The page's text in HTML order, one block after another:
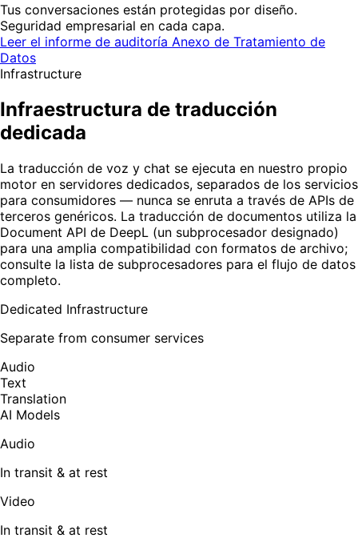
Tus conversaciones están protegidas por diseño.
Seguridad empresarial en cada capa.
Leer el informe de auditoría Anexo de Tratamiento de
Datos
Infrastructure
Infraestructura de traducción
dedicada
La traducción de voz y chat se ejecuta en nuestro propio
motor en servidores dedicados, separados de los servicios
para consumidores — nunca se enruta a través de APIs de
terceros genéricos. La traducción de documentos utiliza la
Document API de DeepL (un subprocesador designado)
para una amplia compatibilidad con formatos de archivo;
consulte la lista de subprocesadores para el flujo de datos
completo.
Dedicated Infrastructure
Separate from consumer services
Audio
Text
Translation
AI Models
Audio
In transit & at rest
Video
In transit & at rest